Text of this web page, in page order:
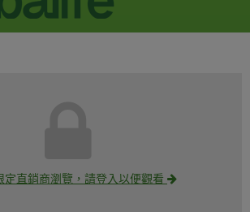
定直銷商瀏覽，請登入以便觀看